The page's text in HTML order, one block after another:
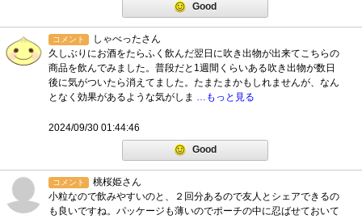
Good
コメント
しゃべったさん
久しぶりにお酒をたらふく飲んだ翌日に吹き出物が出来てこちらの
商品を飲んでみました。普段だと1週間くらいある吹き出物が数日
後に気がついたら消えてました。たまたまかもしれませんが、なん
となく効果があるような気がしま …もっと見る
2024/09/30 01:44:46
Good
コメント
桃桜姫さん
小粒なので飲みやすいのと、２回分あるので友人とシェアできるの
も良いですね。パッケージも薄いのでポーチの中に忍ばせておいて